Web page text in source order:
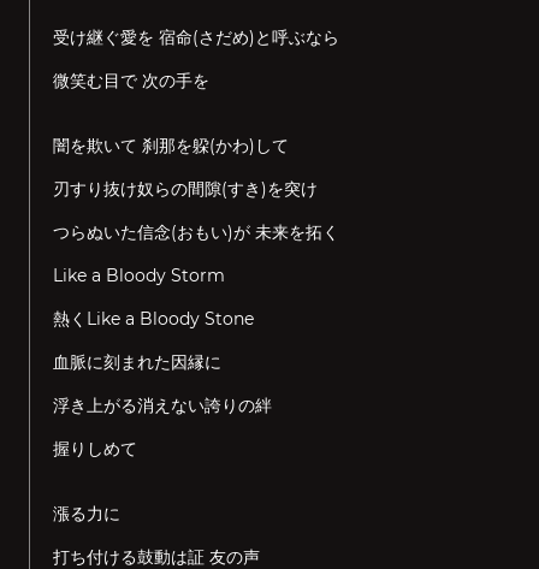
受け継ぐ愛を 宿命(さだめ)と呼ぶなら
微笑む目で 次の手を
闇を欺いて 刹那を躱(かわ)して
刃すり抜け奴らの間隙(すき)を突け
つらぬいた信念(おもい)が 未来を拓く
Like a Bloody Storm
熱くLike a Bloody Stone
血脈に刻まれた因縁に
浮き上がる消えない誇りの絆
握りしめて
漲る力に
打ち付ける鼓動は証 友の声